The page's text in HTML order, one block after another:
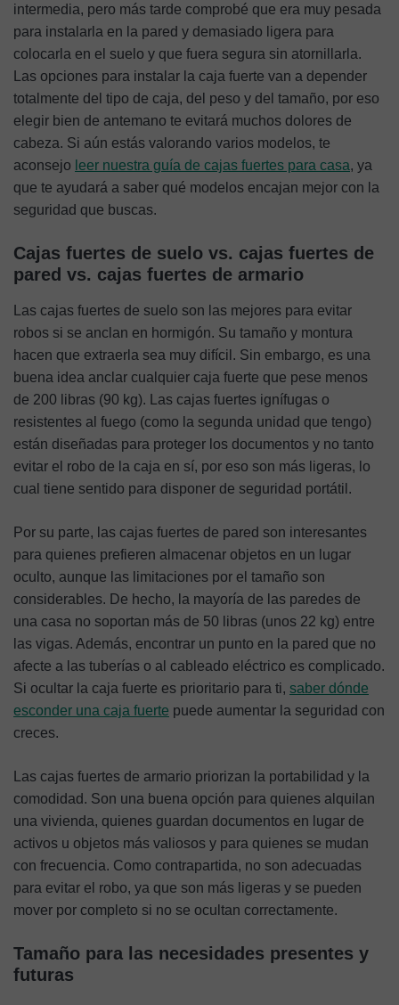
intermedia, pero más tarde comprobé que era muy pesada
para instalarla en la pared y demasiado ligera para
colocarla en el suelo y que fuera segura sin atornillarla.
Las opciones para instalar la caja fuerte van a depender
totalmente del tipo de caja, del peso y del tamaño, por eso
elegir bien de antemano te evitará muchos dolores de
cabeza. Si aún estás valorando varios modelos, te
aconsejo leer nuestra guía de cajas fuertes para casa, ya
que te ayudará a saber qué modelos encajan mejor con la
seguridad que buscas.
Cajas fuertes de suelo vs. cajas fuertes de
pared vs. cajas fuertes de armario
Las cajas fuertes de suelo son las mejores para evitar
robos si se anclan en hormigón. Su tamaño y montura
hacen que extraerla sea muy difícil. Sin embargo, es una
buena idea anclar cualquier caja fuerte que pese menos
de 200 libras (90 kg). Las cajas fuertes ignífugas o
resistentes al fuego (como la segunda unidad que tengo)
están diseñadas para proteger los documentos y no tanto
evitar el robo de la caja en sí, por eso son más ligeras, lo
cual tiene sentido para disponer de seguridad portátil.
Por su parte, las cajas fuertes de pared son interesantes
para quienes prefieren almacenar objetos en un lugar
oculto, aunque las limitaciones por el tamaño son
considerables. De hecho, la mayoría de las paredes de
una casa no soportan más de 50 libras (unos 22 kg) entre
las vigas. Además, encontrar un punto en la pared que no
afecte a las tuberías o al cableado eléctrico es complicado.
Si ocultar la caja fuerte es prioritario para ti, saber dónde
esconder una caja fuerte puede aumentar la seguridad con
creces.
Las cajas fuertes de armario priorizan la portabilidad y la
comodidad. Son una buena opción para quienes alquilan
una vivienda, quienes guardan documentos en lugar de
activos u objetos más valiosos y para quienes se mudan
con frecuencia. Como contrapartida, no son adecuadas
para evitar el robo, ya que son más ligeras y se pueden
mover por completo si no se ocultan correctamente.
Tamaño para las necesidades presentes y
futuras